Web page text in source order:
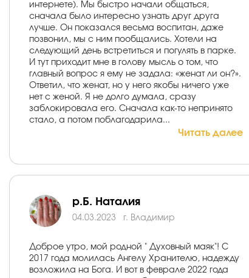
интернете). Мы быстро начали общаться,
сначала было интересно узнать друг друга
лучше. Он показался весьма воспитан, даже
позвонил, мы с ним пообщались. Хотели на
следующий день встретиться и погулять в парке.
И тут приходит мне в голову мысль о том, что
главный вопрос я ему не задала: «женат ли он?».
Ответил, что женат, но у него якобы ничего уже
нет с женой. Я не долго думала, сразу
заблокировала его. Сначала как-то непринято
стало, а потом поблагодарила...
Читать далее
р.Б. Наталия
04.03.2023 г. Владимир
Доброе утро, мой родной " Духовный маяк"! С
2017 года молилась Ангелу Хранителю, надежду
возложила на Бога. И вот в феврале 2022 года